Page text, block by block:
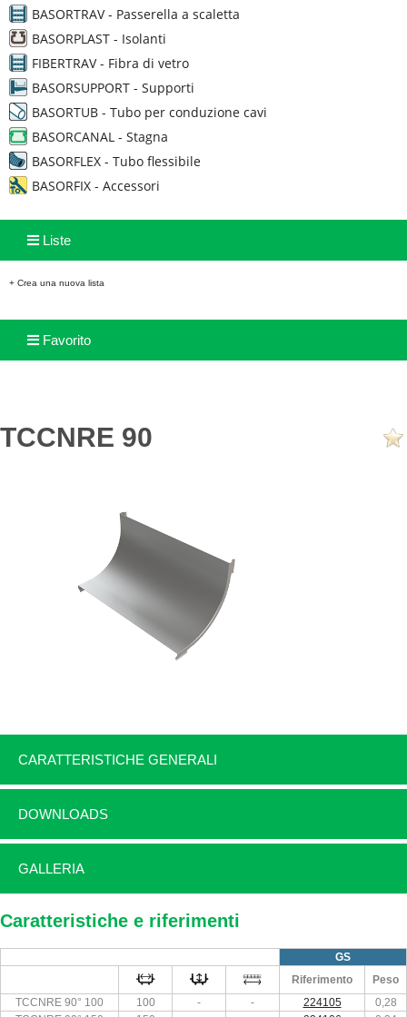
BASORTRAV - Passerella a scaletta
BASORPLAST - Isolanti
FIBERTRAV - Fibra di vetro
BASORSUPPORT - Supporti
BASORTUB - Tubo per conduzione cavi
BASORCANAL - Stagna
BASORFLEX - Tubo flessibile
BASORFIX - Accessori
Liste
+ Crea una nuova lista
Favorito
TCCNRE 90
CARATTERISTICHE GENERALI
DOWNLOADS
GALLERIA
Caratteristiche e riferimenti
GS
Riferimento
Peso
TCCNRE 90° 100
100 - - 224105
0,28